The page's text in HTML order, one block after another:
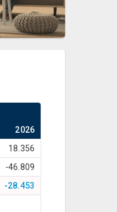
2026
18.356
-46.809
-28.453